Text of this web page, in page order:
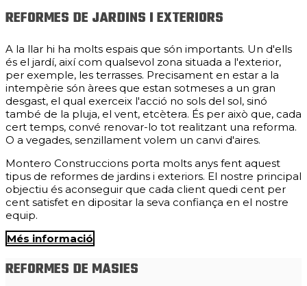
REFORMES DE JARDINS I EXTERIORS
A la llar hi ha molts espais que són importants. Un d'ells
és el jardí, així com qualsevol zona situada a l'exterior,
per exemple, les terrasses. Precisament en estar a la
intempèrie són àrees que estan sotmeses a un gran
desgast, el qual exerceix l'acció no sols del sol, sinó
també de la pluja, el vent, etcètera. És per això que, cada
cert temps, convé renovar-lo tot realitzant una reforma.
O a vegades, senzillament volem un canvi d'aires.
Montero Construccions porta molts anys fent aquest
tipus de reformes de jardins i exteriors. El nostre principal
objectiu és aconseguir que cada client quedi cent per
cent satisfet en dipositar la seva confiança en el nostre
equip.
Més informació
REFORMES DE MASIES